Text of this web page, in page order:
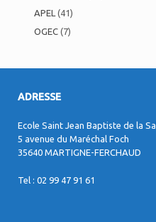
APEL (41)
OGEC (7)
ADRESSE
Ecole Saint Jean Baptiste de la
5 avenue du Maréchal Foch
35640 MARTIGNE-FERCHAUD
Tel : 02 99 47 91 61